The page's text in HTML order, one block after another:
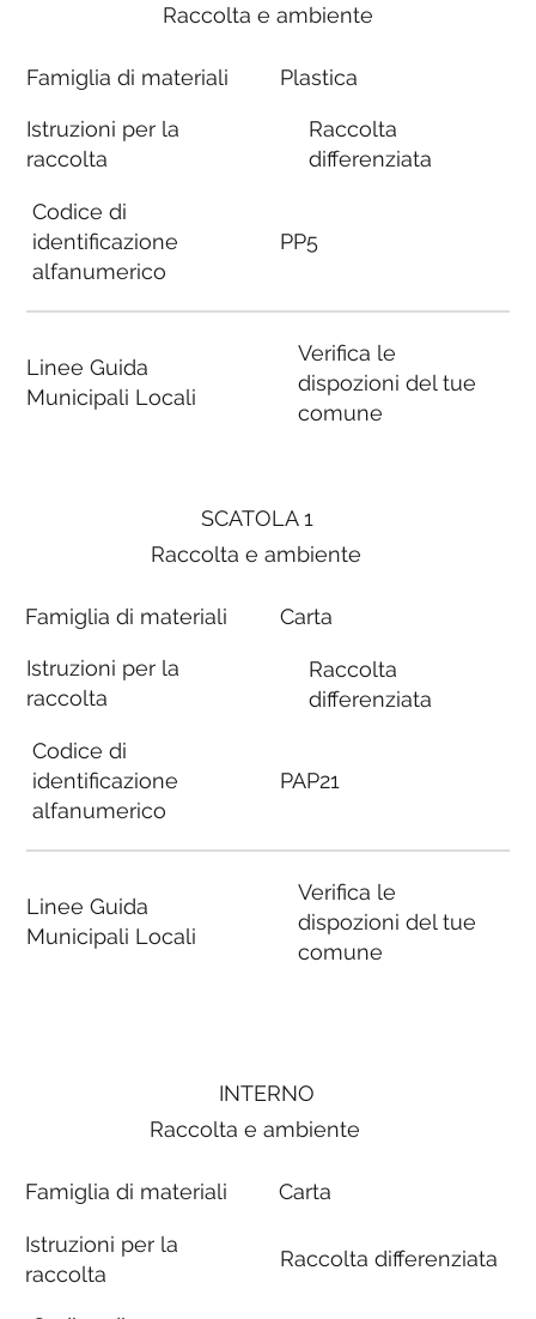
SCATOLA 1
Raccolta e ambiente
Famiglia di materiali
Istruzioni per la
raccolta
Codice di
identificazione
alfanumerico
Linee Guida
Municipali Locali
Carta
Raccolta
differenziata
PAP21
Verifica le
dispozioni del tue
comune
Raccolta e ambiente
Famiglia di materiali
Istruzioni per la
raccolta
Codice di
identificazione
alfanumerico
Linee Guida
Municipali Locali
Plastica
Raccolta
differenziata
PP5
Verifica le
dispozioni del tue
comune
INTERNO
Raccolta e ambiente
Famiglia di materiali
Istruzioni per la
raccolta
Carta
Raccolta differenziata